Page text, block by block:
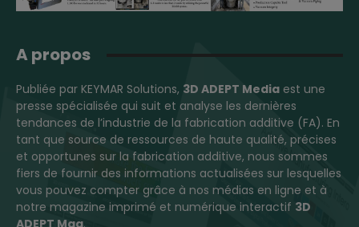
A propos
Publiée par KEYMAR Solutions, 3D ADEPT Media est une
presse spécialisée qui suit et analyse les dernières
tendances de l’industrie de la fabrication additive (FA). En
tant que source de ressources de haute qualité, précises
et opportunes sur la fabrication additive, nous sommes
fiers de fournir des informations actualisées sur lesquelles
vous pouvez compter grâce à nos médias en ligne et à
notre magazine imprimé et numérique interactif 3D